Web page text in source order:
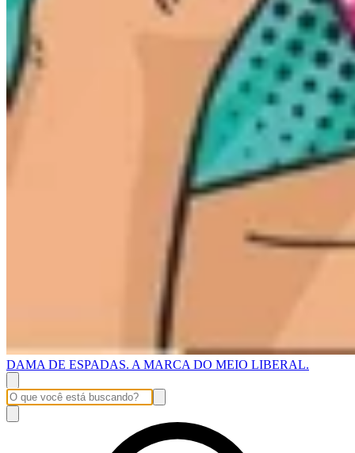
DAMA DE ESPADAS. A MARCA DO MEIO LIBERAL.